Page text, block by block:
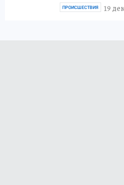
19
ПРОИСШЕСТВИЯ